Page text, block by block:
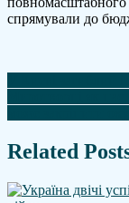
спрямували до
Навігація
записів
Related